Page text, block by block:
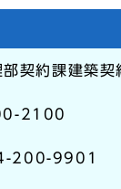
契約課建築契
2100
200-9901